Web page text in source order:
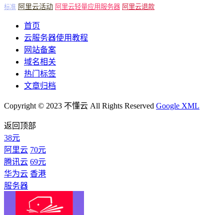
标准 阿里云活动 阿里云轻量应用服务器 阿里云退款
首页
云服务器使用教程
网站备案
域名相关
热门标签
文章归档
Copyright © 2023 不懂云 All Rights Reserved Google XML
返回顶部
38元
阿里云 70元
腾讯云 69元
华为云 香港
服务器